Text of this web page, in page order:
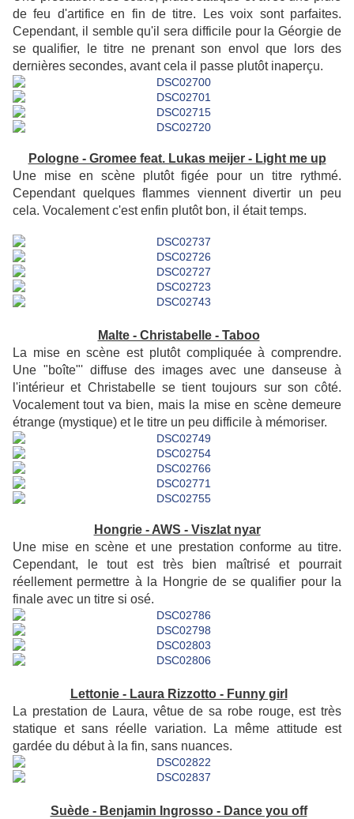
de feu d'artifice en fin de titre. Les voix sont parfaites.
Cependant, il semble qu'il sera difficile pour la Géorgie de
se qualifier, le titre ne prenant son envol que lors des
dernières secondes, avant cela il passe plutôt inaperçu.
Pologne - Gromee feat. Lukas meijer - Light me up
Une mise en scène plutôt figée pour un titre rythmé.
Cependant quelques flammes viennent divertir un peu
cela. Vocalement c'est enfin plutôt bon, il était temps.
Malte - Christabelle - Taboo
La mise en scène est plutôt compliquée à comprendre.
Une "boîte"' diffuse des images avec une danseuse à
l'intérieur et Christabelle se tient toujours sur son côté.
Vocalement tout va bien, mais la mise en scène demeure
étrange (mystique) et le titre un peu difficile à mémoriser.
Hongrie - AWS - Viszlat nyar
Une mise en scène et une prestation conforme au titre.
Cependant, le tout est très bien maîtrisé et pourrait
réellement permettre à la Hongrie de se qualifier pour la
finale avec un titre si osé.
Lettonie - Laura Rizzotto - Funny girl
La prestation de Laura, vêtue de sa robe rouge, est très
statique et sans réelle variation. La même attitude est
gardée du début à la fin, sans nuances.
Suède - Benjamin Ingrosso - Dance you off